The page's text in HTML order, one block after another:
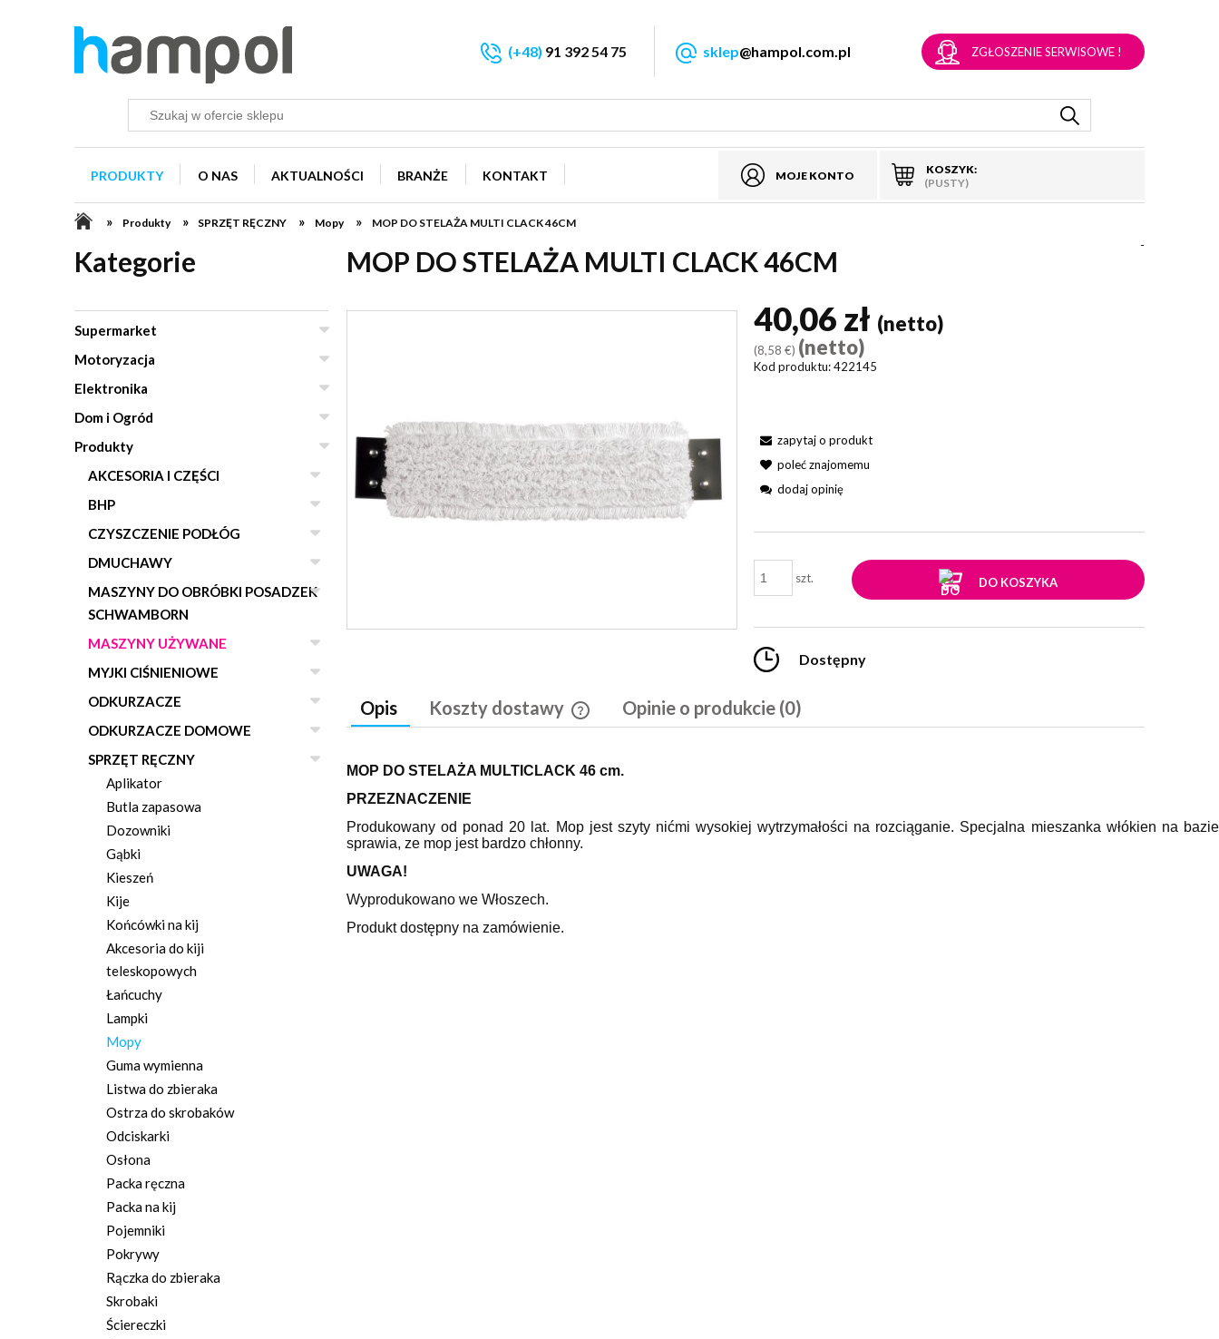
MOJE KONTO
KOSZYK:
(PUSTY)
(+48) 91 392 54 75 sklep@hampol.com.pl ZGŁOSZENIE SERWISOWE !
PRODUKTY O NAS AKTUALNOŚCI BRANŻE KONTAKT
» Produkty » SPRZĘT RĘCZNY » Mopy » MOP DO STELAŻA MULTI CLACK 46CM
Kategorie
Supermarket
Motoryzacja
Elektronika
Dom i Ogród
Produkty
AKCESORIA I CZĘŚCI
BHP
CZYSZCZENIE PODŁÓG
DMUCHAWY
MASZYNY DO OBRÓBKI POSADZEK
SCHWAMBORN
MASZYNY UŻYWANE
MYJKI CIŚNIENIOWE
ODKURZACZE
ODKURZACZE DOMOWE
SPRZĘT RĘCZNY
Aplikator
Butla zapasowa
Dozowniki
Gąbki
Kieszeń
Kije
Końcówki na kij
Akcesoria do kiji
teleskopowych
Łańcuchy
Lampki
Mopy
Guma wymienna
Listwa do zbieraka
Ostrza do skrobaków
Odciskarki
Osłona
Packa ręczna
Packa na kij
Pojemniki
Pokrywy
Rączka do zbieraka
Skrobaki
Ściereczki
MOP DO STELAŻA MULTI CLACK 46CM -
40,06 zł (netto)
(8,58 €) (netto)
Kod produktu: 422145
zapytaj o produkt
poleć znajomemu
dodaj opinię
szt. DO KOSZYKA
Dostępny
Opis Koszty dostawy
płatności
Opinie o produkcie (0)
MOP DO STELAŻA MULTICLACK 46 cm.
PRZEZNACZENIE
Produkowany od ponad 20 lat. Mop jest szyty nićmi wysokiej wytrzymałości na rozciąganie. Specjalna mieszanka włókien na
sprawia, ze mop jest bardzo chłonny.
UWAGA!
Wyprodukowano we Włoszech.
Produkt dostępny na zamówienie.